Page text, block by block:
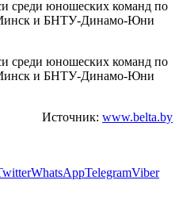
Источник: www.belta.by
WhatsAppTelegramViber